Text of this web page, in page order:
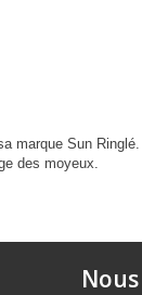
marque Sun
des moyeux.